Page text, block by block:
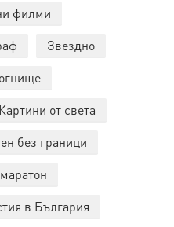
филми
Звездно
Картини от света
без граници
в България